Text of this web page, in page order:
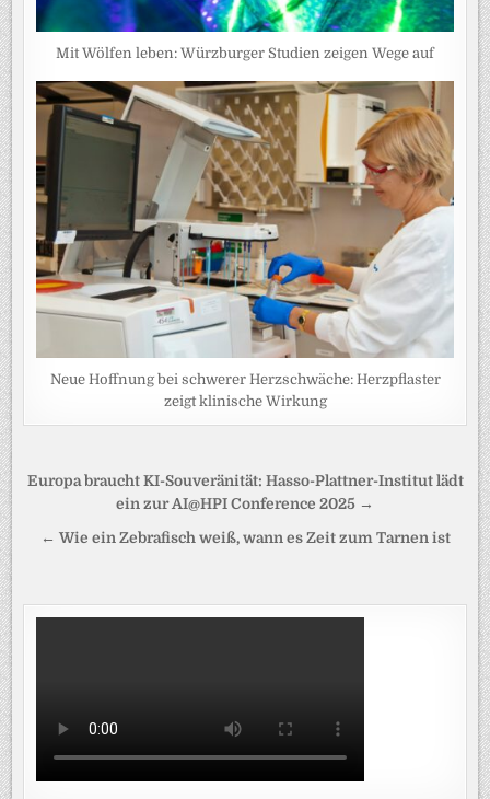
Mit Wölfen leben: Würzburger Studien zeigen Wege auf
Neue Hoffnung bei schwerer Herzschwäche: Herzpflaster
zeigt klinische Wirkung
Beitragsnavigation
Europa braucht KI-Souveränität: Hasso-Plattner-Institut lädt
ein zur AI@HPI Conference 2025 →
← Wie ein Zebrafisch weiß, wann es Zeit zum Tarnen ist